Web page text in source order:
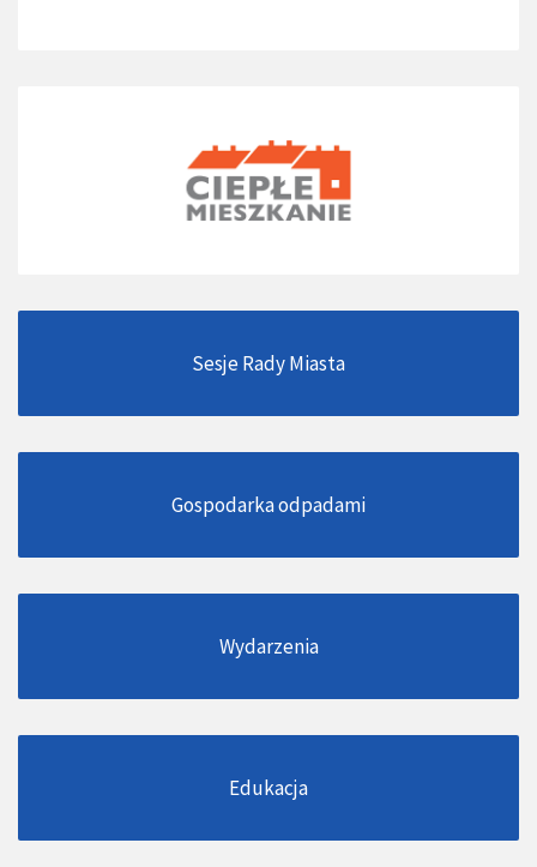
Sesje Rady Miasta
Gospodarka odpadami
Wydarzenia
Edukacja